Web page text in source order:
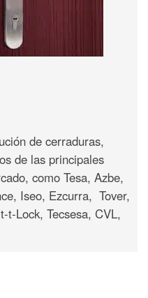
de cerraduras,
de las principales
como Tesa, Azbe,
Iseo, Ezcurra, Tover,
t-Lock, Tecsesa, CVL,